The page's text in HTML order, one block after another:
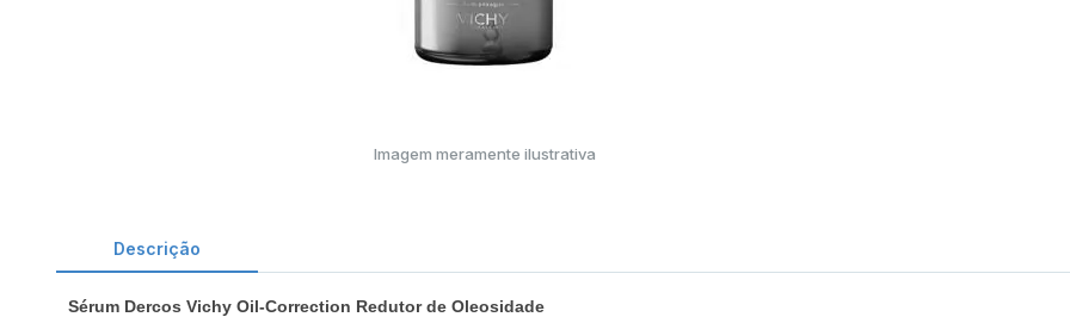
Imagem meramente ilustrativa
Descrição
Sérum Dercos Vichy Oil-Correction Redutor de Oleosidade